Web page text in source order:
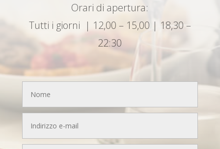
Orari di apertura:
Tutti i giorni | 12,00 – 15,00 | 18,30 –
22:30